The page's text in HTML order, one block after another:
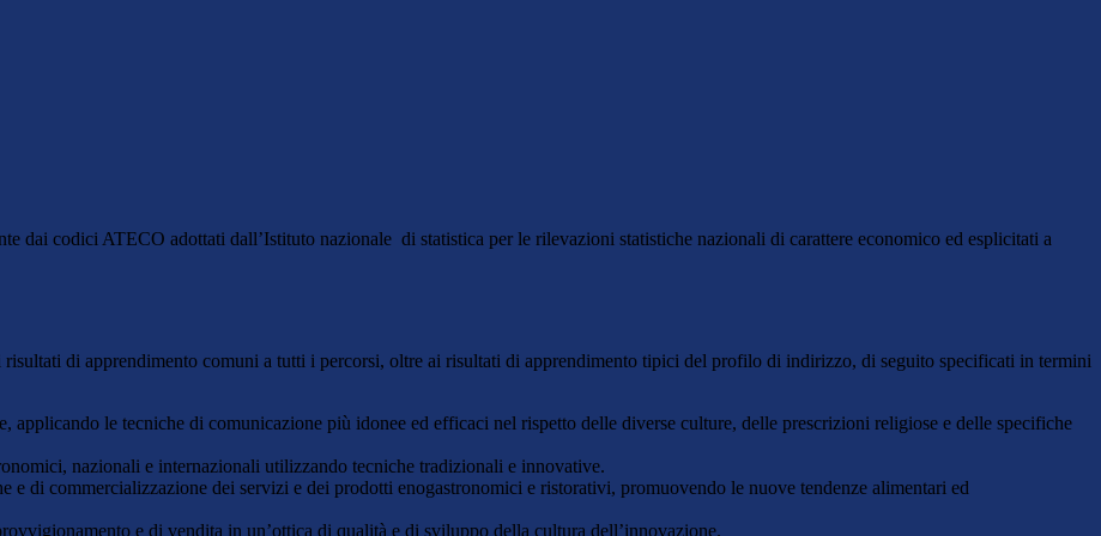
dai codici ATECO adottati dall’Istituto nazionale di statistica per le rilevazioni statistiche nazionali di carattere economico ed esplicitati a
di apprendimento comuni a tutti i percorsi, oltre ai risultati di apprendimento tipici del profilo di indirizzo, di seguito specificati in termini
applicando le tecniche di comunicazione più idonee ed efficaci nel rispetto delle diverse culture, delle prescrizioni religiose e delle specifiche
nazionali e internazionali utilizzando tecniche tradizionali e innovative.
di commercializzazione dei servizi e dei prodotti enogastronomici e ristorativi, promuovendo le nuove tendenze alimentari ed
e di vendita in un’ottica di qualità e di sviluppo della cultura dell’innovazione.